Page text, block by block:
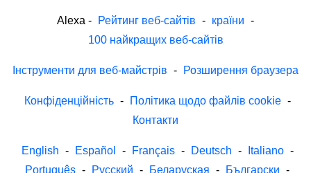
Alexa - Рейтинг веб-сайтів - країни -
100 найкращих веб-сайтів
Інструменти для веб-майстрів - Розширення браузера
Конфіденційність - Політика щодо файлів cookie -
Контакти
English - Español - Français - Deutsch - Italiano -
Português - Русский - Беларуская - Български -